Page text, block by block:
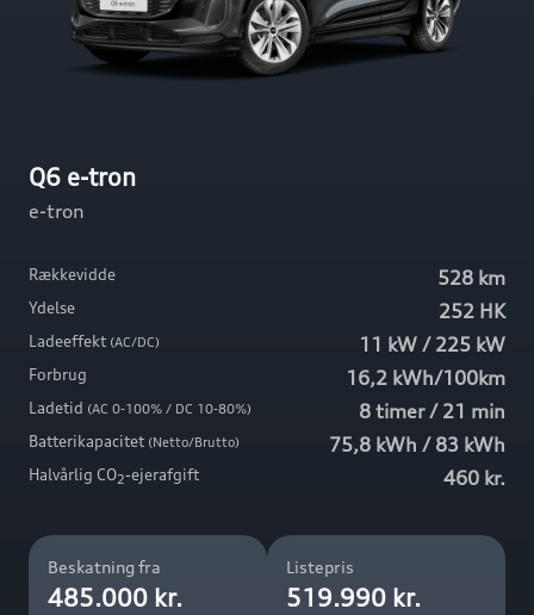
Q6 e-tron
e-tron
528 km
Rækkevidde
252 HK
Ydelse
11 kW / 225 kW
Ladeeffekt (AC/DC)
16,2 kWh/100km
Forbrug
8 timer / 21 min
Ladetid (AC 0-100% / DC 10-80%)
75,8 kWh / 83 kWh
Batterikapacitet (Netto/Brutto)
460 kr.
Halvårlig CO2-ejerafgift
Beskatning fra
485.000 kr.
Listepris
519.990 kr.